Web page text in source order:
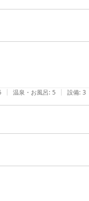
| 温泉・お風呂: 5 | 設備: 3